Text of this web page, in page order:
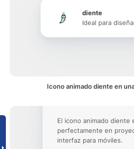
diente
Ideal para
Icono animado diente en
El icono animado diente
perfectamente en
interfaz para móviles.